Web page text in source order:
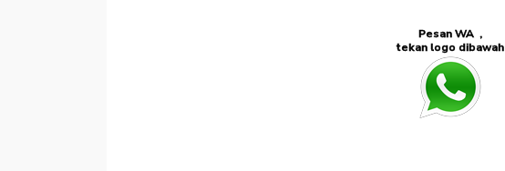
Pesan WA ,
tekan logo dibawah